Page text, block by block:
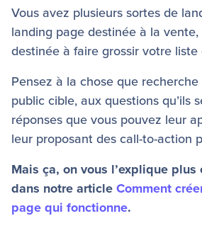
Vous avez plusieurs sortes de
landing page destinée à la
destinée à faire grossir votre liste
Pensez à la chose que
public cible, aux questions qu’ils
réponses que vous pouvez leur
leur proposant des call-to-action
Mais ça, on vous l’explique
dans notre article Comment
page qui fonctionne.